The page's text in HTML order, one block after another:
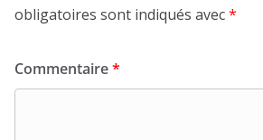
obligatoires sont indiqués avec*
Commentaire*